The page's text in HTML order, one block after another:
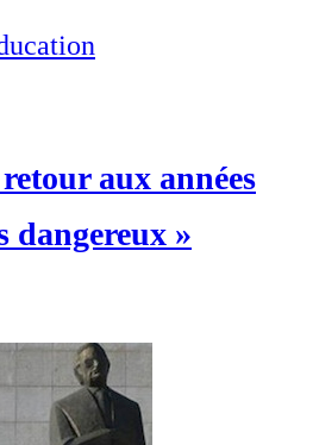
aux années
dangereux »